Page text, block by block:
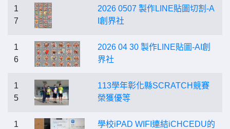
1
7
2026 0507 製作LINE貼圖切割-A
I創界社
1
6
2026 04 30 製作LINE貼圖-AI創
界社
1
5
113學年彰化縣SCRATCH競賽
榮獲優等
1
學校iPAD WIFI連結iCHCEDU的